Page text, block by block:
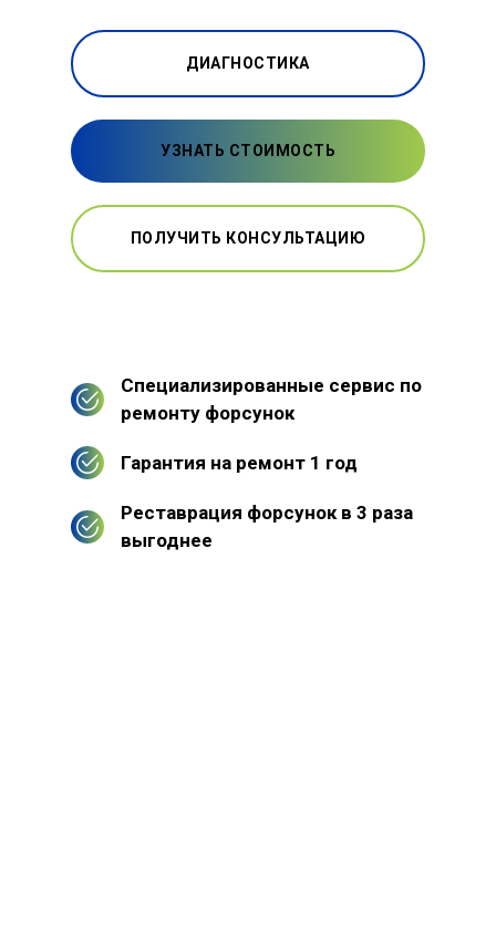
ДИАГНОСТИКА
УЗНАТЬ СТОИМОСТЬ
ПОЛУЧИТЬ КОНСУЛЬТАЦИЮ
Специализированные сервис по
ремонту форсунок
Гарантия на ремонт 1 год
Реставрация форсунок в 3 раза
выгоднее